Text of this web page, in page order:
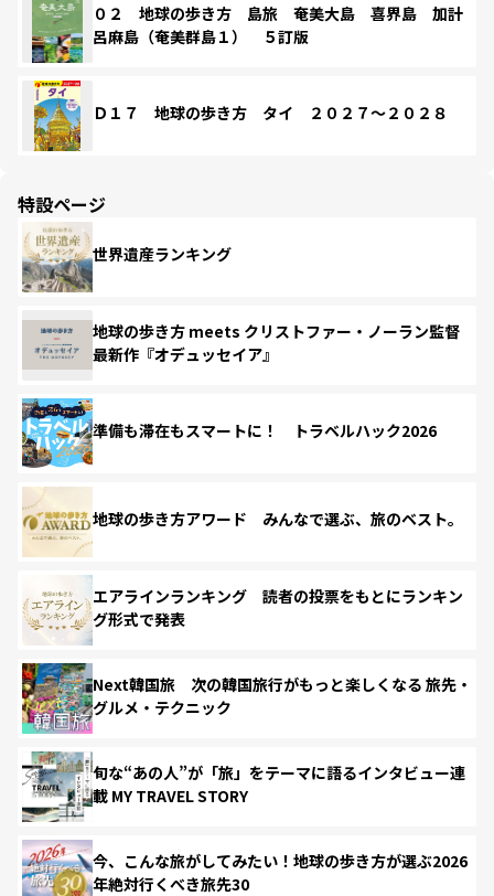
０２ 地球の歩き方 島旅 奄美大島 喜界島 加計
呂麻島（奄美群島１） ５訂版
Ｄ１７ 地球の歩き方 タイ ２０２７～２０２８
特設ページ
世界遺産ランキング
地球の歩き方 meets クリストファー・ノーラン監督
最新作『オデュッセイア』
準備も滞在もスマートに！ トラベルハック2026
地球の歩き方アワード みんなで選ぶ、旅のベスト。
エアラインランキング 読者の投票をもとにランキン
グ形式で発表
Next韓国旅 次の韓国旅行がもっと楽しくなる 旅先・
グルメ・テクニック
旬な“あの人”が「旅」をテーマに語るインタビュー連
載 MY TRAVEL STORY
今、こんな旅がしてみたい！地球の歩き方が選ぶ2026
年絶対行くべき旅先30